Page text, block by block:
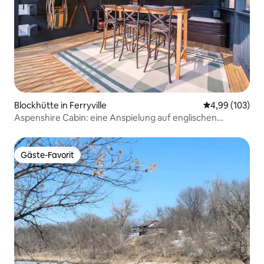
Blockhütte in Ferryville
4,99 (103)
Aspenshire Cabin: eine Anspielung auf englischen
Gäste-Favorit
Gäste-Favorit